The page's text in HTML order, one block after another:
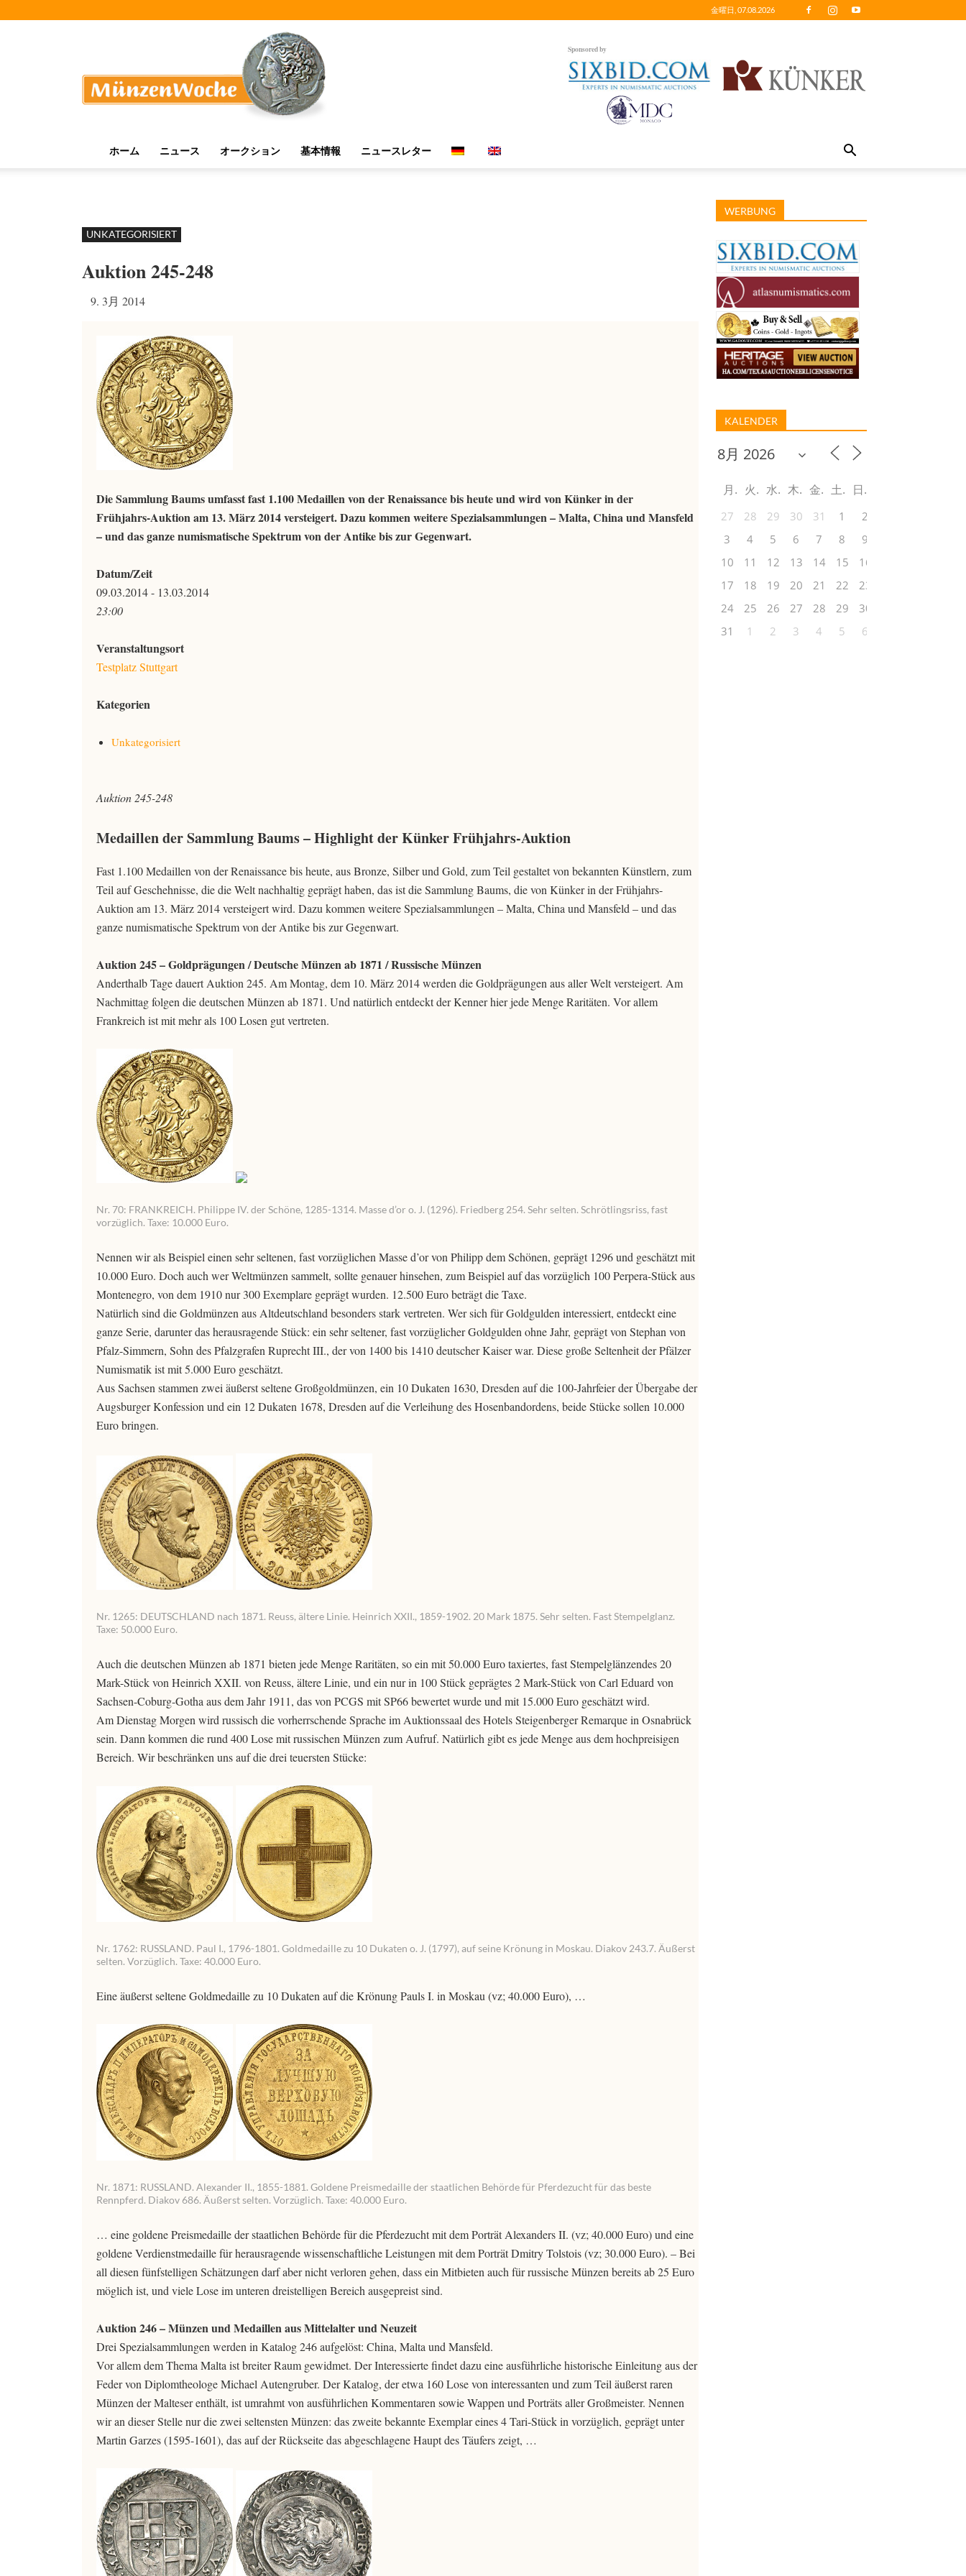
金曜日, 07.08.2026
Sponsored by
ホーム ニュース オークション 基本情報 ニュースレター
UNKATEGORISIERT
Auktion 245-248
9. 3月 2014
Die Sammlung Baums umfasst fast 1.100 Medaillen von der Renaissance bis heute und wird von Künker in der
Frühjahrs-Auktion am 13. März 2014 versteigert. Dazu kommen weitere Spezialsammlungen – Malta, China und Mansfeld
– und das ganze numismatische Spektrum von der Antike bis zur Gegenwart.
Datum/Zeit
09.03.2014 - 13.03.2014
23:00
Veranstaltungsort
Testplatz Stuttgart
Kategorien
Unkategorisiert
Auktion 245-248
Medaillen der Sammlung Baums – Highlight der Künker Frühjahrs-Auktion
Fast 1.100 Medaillen von der Renaissance bis heute, aus Bronze, Silber und Gold, zum Teil gestaltet von bekannten Künstlern, zum
Teil auf Geschehnisse, die die Welt nachhaltig geprägt haben, das ist die Sammlung Baums, die von Künker in der Frühjahrs-
Auktion am 13. März 2014 versteigert wird. Dazu kommen weitere Spezialsammlungen – Malta, China und Mansfeld – und das
ganze numismatische Spektrum von der Antike bis zur Gegenwart.
Auktion 245 – Goldprägungen / Deutsche Münzen ab 1871 / Russische Münzen
Anderthalb Tage dauert Auktion 245. Am Montag, dem 10. März 2014 werden die Goldprägungen aus aller Welt versteigert. Am
Nachmittag folgen die deutschen Münzen ab 1871. Und natürlich entdeckt der Kenner hier jede Menge Raritäten. Vor allem
Frankreich ist mit mehr als 100 Losen gut vertreten.
Nr. 70: FRANKREICH. Philippe IV. der Schöne, 1285-1314. Masse d’or o. J. (1296). Friedberg 254. Sehr selten. Schrötlingsriss, fast
vorzüglich. Taxe: 10.000 Euro.
Nennen wir als Beispiel einen sehr seltenen, fast vorzüglichen Masse d’or von Philipp dem Schönen, geprägt 1296 und geschätzt mit
10.000 Euro. Doch auch wer Weltmünzen sammelt, sollte genauer hinsehen, zum Beispiel auf das vorzüglich 100 Perpera-Stück aus
Montenegro, von dem 1910 nur 300 Exemplare geprägt wurden. 12.500 Euro beträgt die Taxe.
Natürlich sind die Goldmünzen aus Altdeutschland besonders stark vertreten. Wer sich für Goldgulden interessiert, entdeckt eine
ganze Serie, darunter das herausragende Stück: ein sehr seltener, fast vorzüglicher Goldgulden ohne Jahr, geprägt von Stephan von
Pfalz-Simmern, Sohn des Pfalzgrafen Ruprecht III., der von 1400 bis 1410 deutscher Kaiser war. Diese große Seltenheit der Pfälzer
Numismatik ist mit 5.000 Euro geschätzt.
Aus Sachsen stammen zwei äußerst seltene Großgoldmünzen, ein 10 Dukaten 1630, Dresden auf die 100-Jahrfeier der Übergabe der
Augsburger Konfession und ein 12 Dukaten 1678, Dresden auf die Verleihung des Hosenbandordens, beide Stücke sollen 10.000
Euro bringen.
Nr. 1265: DEUTSCHLAND nach 1871. Reuss, ältere Linie. Heinrich XXII., 1859-1902. 20 Mark 1875. Sehr selten. Fast Stempelglanz.
Taxe: 50.000 Euro.
Auch die deutschen Münzen ab 1871 bieten jede Menge Raritäten, so ein mit 50.000 Euro taxiertes, fast Stempelglänzendes 20
Mark-Stück von Heinrich XXII. von Reuss, ältere Linie, und ein nur in 100 Stück geprägtes 2 Mark-Stück von Carl Eduard von
Sachsen-Coburg-Gotha aus dem Jahr 1911, das von PCGS mit SP66 bewertet wurde und mit 15.000 Euro geschätzt wird.
Am Dienstag Morgen wird russisch die vorherrschende Sprache im Auktionssaal des Hotels Steigenberger Remarque in Osnabrück
sein. Dann kommen die rund 400 Lose mit russischen Münzen zum Aufruf. Natürlich gibt es jede Menge aus dem hochpreisigen
Bereich. Wir beschränken uns auf die drei teuersten Stücke:
Nr. 1762: RUSSLAND. Paul I., 1796-1801. Goldmedaille zu 10 Dukaten o. J. (1797), auf seine Krönung in Moskau. Diakov 243.7. Äußerst
selten. Vorzüglich. Taxe: 40.000 Euro.
Eine äußerst seltene Goldmedaille zu 10 Dukaten auf die Krönung Pauls I. in Moskau (vz; 40.000 Euro), …
Nr. 1871: RUSSLAND. Alexander II., 1855-1881. Goldene Preismedaille der staatlichen Behörde für Pferdezucht für das beste
Rennpferd. Diakov 686. Äußerst selten. Vorzüglich. Taxe: 40.000 Euro.
… eine goldene Preismedaille der staatlichen Behörde für die Pferdezucht mit dem Porträt Alexanders II. (vz; 40.000 Euro) und eine
goldene Verdienstmedaille für herausragende wissenschaftliche Leistungen mit dem Porträt Dmitry Tolstois (vz; 30.000 Euro). – Bei
all diesen fünfstelligen Schätzungen darf aber nicht verloren gehen, dass ein Mitbieten auch für russische Münzen bereits ab 25 Euro
möglich ist, und viele Lose im unteren dreistelligen Bereich ausgepreist sind.
Auktion 246 – Münzen und Medaillen aus Mittelalter und Neuzeit
Drei Spezialsammlungen werden in Katalog 246 aufgelöst: China, Malta und Mansfeld.
Vor allem dem Thema Malta ist breiter Raum gewidmet. Der Interessierte findet dazu eine ausführliche historische Einleitung aus der
Feder von Diplomtheologe Michael Autengruber. Der Katalog, der etwa 160 Lose von interessanten und zum Teil äußerst raren
Münzen der Malteser enthält, ist umrahmt von ausführlichen Kommentaren sowie Wappen und Porträts aller Großmeister. Nennen
wir an dieser Stelle nur die zwei seltensten Münzen: das zweite bekannte Exemplar eines 4 Tari-Stück in vorzüglich, geprägt unter
Martin Garzes (1595-1601), das auf der Rückseite das abgeschlagene Haupt des Täufers zeigt, …
WERBUNG
KALENDER
月 火 水 木 金 土 日
27 28 29 30 31 1
2
3
4 5 6 7 8
9
10
11 12 13 14 15
16
17
18 19 20 21 22
23
24
25 26 27 28 29
30
31
1 2 3 4 5 6